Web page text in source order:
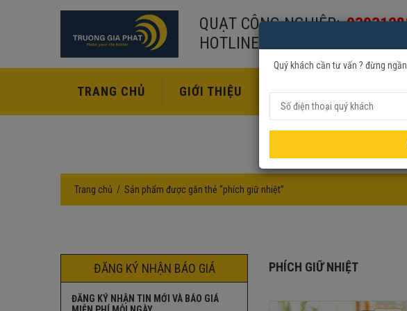
QUẠT CÔNG NGHIỆP:
HOTLINE:
TRANG CHỦ GIỚI THIỆU SẢN PHẨM QUẠT
Trang chủ Sản phẩm được gắn thẻ “phích giữ nhiệt”
ĐĂNG KÝ NHẬN BÁO GIÁ
ĐĂNG KÝ NHẬN TIN MỚI VÀ BÁO GIÁ
PHÍCH GIỮ NHIỆT
Quý khách cần tư vấn ? đừng